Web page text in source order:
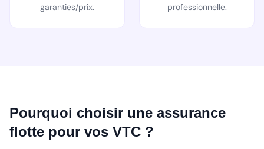
garanties/prix.
professionnelle.
Pourquoi choisir une assurance
flotte pour vos VTC ?